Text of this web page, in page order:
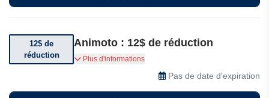
12$ de
réduction
Animoto : 12$ de réduction
Bénéficiez jusqu’à 12$ de réduction par mois sur
Plus d'informations
Pas de date d'expiration